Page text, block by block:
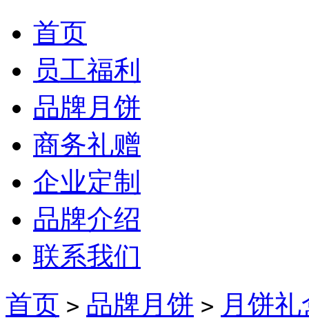
首页
员工福利
品牌月饼
商务礼赠
企业定制
品牌介绍
联系我们
首页 > 品牌月饼 > 月饼礼